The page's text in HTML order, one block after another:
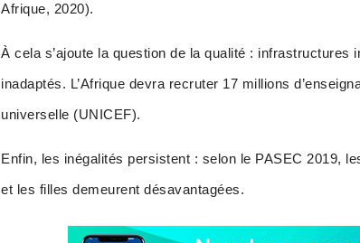
Afrique, 2020).
À cela s’ajoute la question de la qualité : infrastructures
inadaptés. L’Afrique devra recruter 17 millions
universelle (UNICEF).
Enfin, les inégalités persistent : selon le PASEC 2019,
et les filles demeurent désavantagées.